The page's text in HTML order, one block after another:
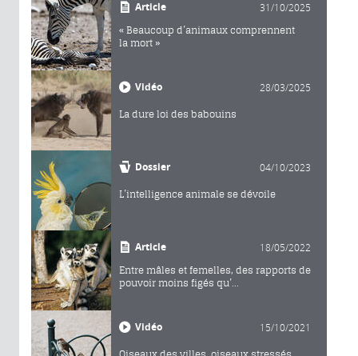
Article 31/10/2025
« Beaucoup d’animaux comprennent
la mort »
Vidéo 28/03/2025
La dure loi des babouins
Dossier 04/10/2023
L’intelligence animale se dévoile
Article 18/05/2022
Entre mâles et femelles, des rapports de
pouvoir moins figés qu’...
Vidéo 15/10/2021